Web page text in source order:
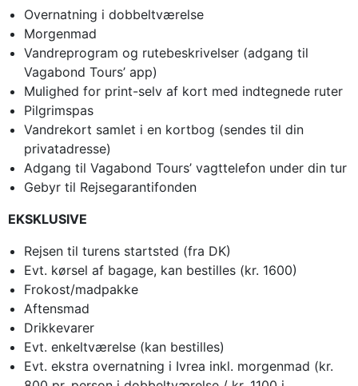
Overnatning i dobbeltværelse
Morgenmad
Vandreprogram og rutebeskrivelser (adgang til
Vagabond Tours’ app)
Mulighed for print-selv af kort med indtegnede ruter
Pilgrimspas
Vandrekort samlet i en kortbog (sendes til din
privatadresse)
Adgang til Vagabond Tours’ vagttelefon under din tur
Gebyr til Rejsegarantifonden
EKSKLUSIVE
Rejsen til turens startsted (fra DK)
Evt. kørsel af bagage, kan bestilles (kr. 1600)
Frokost/madpakke
Aftensmad
Drikkevarer
Evt. enkeltværelse (kan bestilles)
Evt. ekstra overnatning i Ivrea inkl. morgenmad (kr.